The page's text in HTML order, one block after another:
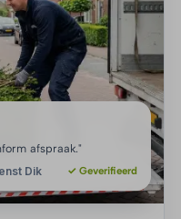
afspraak."
Dik ✓ Geverifieerd